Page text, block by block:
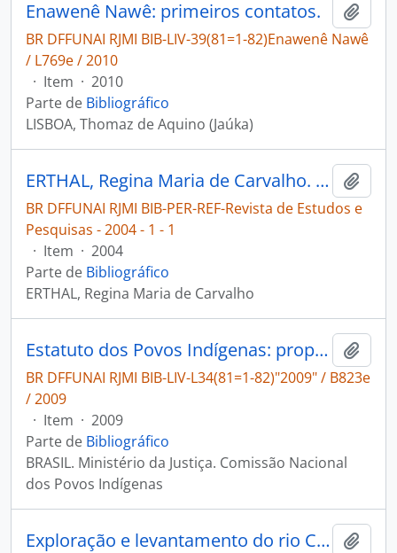
Enawenê Nawê: primeiros contatos.
BR DFFUNAI RJMI BIB-LIV-39(81=1-82)Enawenê Nawê
/ L769e / 2010
· Item · 2010
Parte de Bibliográfico
LISBOA, Thomaz de Aquino (Jaúka)
ERTHAL, Regina Maria de Carvalho. O GT Lauro Sodré em uma perspectiva da história da demarcação de Terras Indígenas no Alto Solimões [Revista de Estudos e Pesquisas]
BR DFFUNAI RJMI BIB-PER-REF-Revista de Estudos e
Pesquisas - 2004 - 1 - 1
· Item · 2004
Parte de Bibliográfico
ERTHAL, Regina Maria de Carvalho
Estatuto dos Povos Indígenas: proposta da Comissão Nacional de Política Indigenista.
BR DFFUNAI RJMI BIB-LIV-L34(81=1-82)"2009" / B823e
/ 2009
· Item · 2009
Parte de Bibliográfico
BRASIL. Ministério da Justiça. Comissão Nacional
dos Povos Indígenas
Exploração e levantamento do rio Culuene, principal formador do rio Xingu: reconhecimento de verificação ao divisor Arinos-Paranatinga: Fundação dum Pôsto de Proteção dos Índios, medição e demarcação de terras para os Bacairi trabalhos executados pelo ajudante da mesma Comissão: capitão Ramiro Noronha em 1920.